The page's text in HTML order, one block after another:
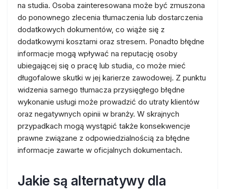
na studia. Osoba zainteresowana może być zmuszona
do ponownego zlecenia tłumaczenia lub dostarczenia
dodatkowych dokumentów, co wiąże się z
dodatkowymi kosztami oraz stresem. Ponadto błędne
informacje mogą wpływać na reputację osoby
ubiegającej się o pracę lub studia, co może mieć
długofalowe skutki w jej karierze zawodowej. Z punktu
widzenia samego tłumacza przysięgłego błędne
wykonanie usługi może prowadzić do utraty klientów
oraz negatywnych opinii w branży. W skrajnych
przypadkach mogą wystąpić także konsekwencje
prawne związane z odpowiedzialnością za błędne
informacje zawarte w oficjalnych dokumentach.
Jakie są alternatywy dla